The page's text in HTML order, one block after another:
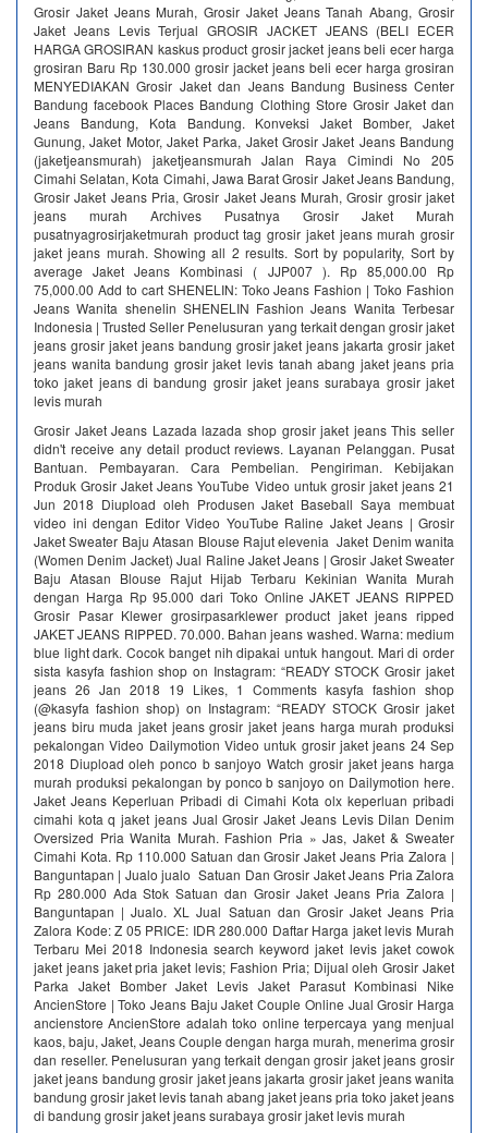
Grosir Jaket Jeans Murah, Grosir Jaket Jeans Tanah Abang, Grosir
Jaket Jeans Levis Terjual GROSIR JACKET JEANS (BELI ECER
HARGA GROSIRAN kaskus product grosir jacket jeans beli ecer harga
grosiran Baru Rp 130.000 grosir jacket jeans beli ecer harga grosiran
MENYEDIAKAN Grosir Jaket dan Jeans Bandung Business Center
Bandung facebook Places Bandung Clothing Store Grosir Jaket dan
Jeans Bandung, Kota Bandung. Konveksi Jaket Bomber, Jaket
Gunung, Jaket Motor, Jaket Parka, Jaket Grosir Jaket Jeans Bandung
(jaketjeansmurah) jaketjeansmurah Jalan Raya Cimindi No 205
Cimahi Selatan, Kota Cimahi, Jawa Barat Grosir Jaket Jeans Bandung,
Grosir Jaket Jeans Pria, Grosir Jaket Jeans Murah, Grosir grosir jaket
jeans murah Archives Pusatnya Grosir Jaket Murah
pusatnyagrosirjaketmurah product tag grosir jaket jeans murah grosir
jaket jeans murah. Showing all 2 results. Sort by popularity, Sort by
average Jaket Jeans Kombinasi ( JJP007 ). Rp 85,000.00 Rp
75,000.00 Add to cart SHENELIN: Toko Jeans Fashion | Toko Fashion
Jeans Wanita‎ shenelin SHENELIN Fashion Jeans Wanita Terbesar
Indonesia | Trusted Seller Penelusuran yang terkait dengan grosir jaket
jeans grosir jaket jeans bandung grosir jaket jeans jakarta grosir jaket
jeans wanita bandung grosir jaket levis tanah abang jaket jeans pria
toko jaket jeans di bandung grosir jaket jeans surabaya grosir jaket
levis murah
Grosir Jaket Jeans Lazada lazada shop grosir jaket jeans This seller
didn't receive any detail product reviews. Layanan Pelanggan. Pusat
Bantuan. Pembayaran. Cara Pembelian. Pengiriman. Kebijakan
Produk Grosir Jaket Jeans YouTube Video untuk grosir jaket jeans 21
Jun 2018 Diupload oleh Produsen Jaket Baseball Saya membuat
video ini dengan Editor Video YouTube Raline Jaket Jeans | Grosir
Jaket Sweater Baju Atasan Blouse Rajut elevenia Jaket Denim wanita
(Women Denim Jacket) Jual Raline Jaket Jeans | Grosir Jaket Sweater
Baju Atasan Blouse Rajut Hijab Terbaru Kekinian Wanita Murah
dengan Harga Rp 95.000 dari Toko Online JAKET JEANS RIPPED
Grosir Pasar Klewer grosirpasarklewer product jaket jeans ripped
JAKET JEANS RIPPED. 70.000. Bahan jeans washed. Warna: medium
blue light dark. Cocok banget nih dipakai untuk hangout. Mari di order
sista kasyfa fashion shop on Instagram: “READY STOCK Grosir jaket
jeans 26 Jan 2018 19 Likes, 1 Comments kasyfa fashion shop
(@kasyfa fashion shop) on Instagram: “READY STOCK Grosir jaket
jeans biru muda jaket jeans grosir jaket jeans harga murah produksi
pekalongan Video Dailymotion Video untuk grosir jaket jeans 24 Sep
2018 Diupload oleh ponco b sanjoyo Watch grosir jaket jeans harga
murah produksi pekalongan by ponco b sanjoyo on Dailymotion here.
Jaket Jeans Keperluan Pribadi di Cimahi Kota olx keperluan pribadi
cimahi kota q jaket jeans Jual Grosir Jaket Jeans Levis Dilan Denim
Oversized Pria Wanita Murah. Fashion Pria » Jas, Jaket & Sweater
Cimahi Kota. Rp 110.000 Satuan dan Grosir Jaket Jeans Pria Zalora |
Banguntapan | Jualo jualo Satuan Dan Grosir Jaket Jeans Pria Zalora
Rp 280.000 ‎Ada Stok Satuan dan Grosir Jaket Jeans Pria Zalora |
Banguntapan | Jualo. XL Jual Satuan dan Grosir Jaket Jeans Pria
Zalora Kode: Z 05 PRICE: IDR 280.000 Daftar Harga jaket levis Murah
Terbaru Mei 2018 Indonesia search keyword jaket levis jaket cowok
jaket jeans jaket pria jaket levis; Fashion Pria; Dijual oleh Grosir Jaket
Parka Jaket Bomber Jaket Levis Jaket Parasut Kombinasi Nike
AncienStore | Toko Jeans Baju Jaket Couple Online Jual Grosir Harga
ancienstore AncienStore adalah toko online terpercaya yang menjual
kaos, baju, Jaket, Jeans Couple dengan harga murah, menerima grosir
dan reseller. Penelusuran yang terkait dengan grosir jaket jeans grosir
jaket jeans bandung grosir jaket jeans jakarta grosir jaket jeans wanita
bandung grosir jaket levis tanah abang jaket jeans pria toko jaket jeans
di bandung grosir jaket jeans surabaya grosir jaket levis murah